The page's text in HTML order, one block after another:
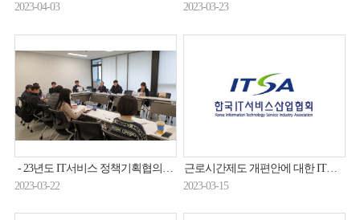
2023-04-03
2023-03-23
- 23년도 IT서비스 정책기획협의회 제1차 정기회의 개최(23.03.17.)
2023-03-22
근로시간제도 개편안에 대한 IT서비스업계 입장(23.03.07.)
2023-03-15